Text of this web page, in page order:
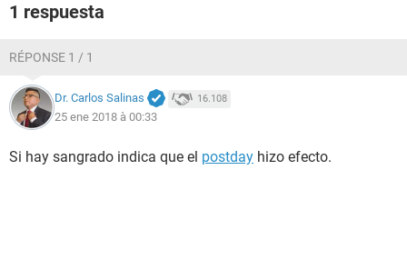
1 respuesta
RÉPONSE 1 / 1
Dr. Carlos Salinas 16.108
25 ene 2018 à 00:33
Si hay sangrado indica que el postday hizo efecto.